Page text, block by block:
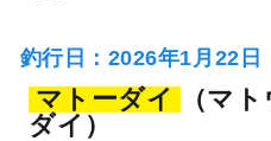
釣行日：2026年1月22日
マトーダイ
（マト
ダイ）